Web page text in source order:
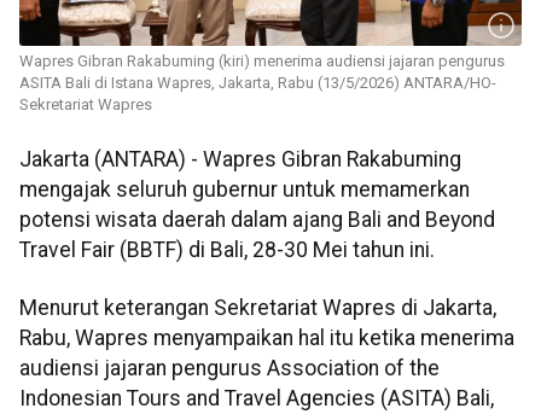
Wapres Gibran Rakabuming (kiri) menerima audiensi jajaran pengurus
ASITA Bali di Istana Wapres, Jakarta, Rabu (13/5/2026) ANTARA/HO-
Sekretariat Wapres
Jakarta (ANTARA) - Wapres Gibran Rakabuming
mengajak seluruh gubernur untuk memamerkan
potensi wisata daerah dalam ajang Bali and Beyond
Travel Fair (BBTF) di Bali, 28-30 Mei tahun ini.
Menurut keterangan Sekretariat Wapres di Jakarta,
Rabu, Wapres menyampaikan hal itu ketika menerima
audiensi jajaran pengurus Association of the
Indonesian Tours and Travel Agencies (ASITA) Bali,